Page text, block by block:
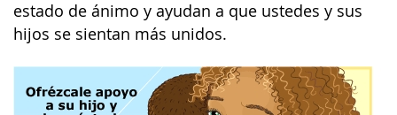
estado de ánimo y ayudan a que ustedes y sus
hijos se sientan más unidos.